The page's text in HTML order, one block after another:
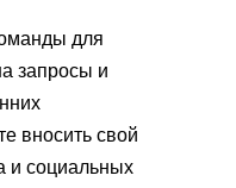
для
запросы и
вносить свой
и социальных